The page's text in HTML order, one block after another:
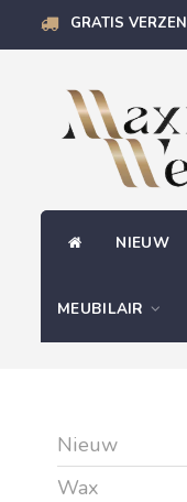
GRATIS
NIEUW
MEUBILAIR
Nieuw
Wax